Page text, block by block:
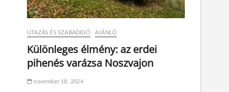
UTAZÁS ÉS SZABADIDŐ AJÁNLÓ
Különleges élmény: az erdei
pihenés varázsa Noszvajon
november 18, 2024